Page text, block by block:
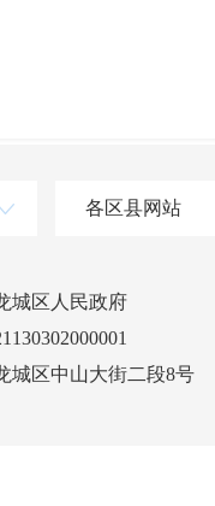
各区县网站
城区人民政府
城区中山大街二段8号